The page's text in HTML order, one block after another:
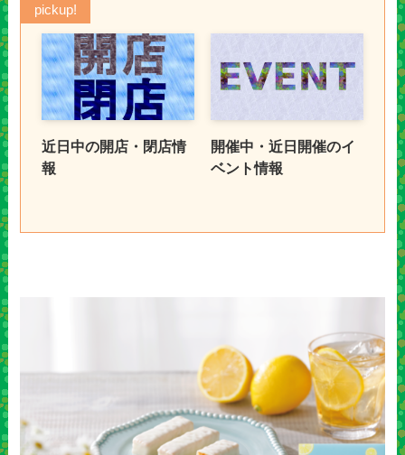
pickup!
近日中の開店・閉店情
報
開催中・近日開催のイ
ベント情報